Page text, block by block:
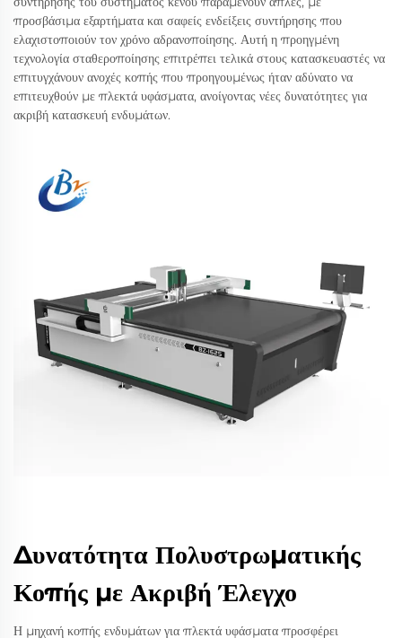
προσβάσιμα εξαρτήματα και σαφείς ενδείξεις συντήρησης που
ελαχιστοποιούν τον χρόνο αδρανοποίησης. Αυτή η προηγμένη
τεχνολογία σταθεροποίησης επιτρέπει τελικά στους κατασκευαστές να
επιτυγχάνουν ανοχές κοπής που προηγουμένως ήταν αδύνατο να
επιτευχθούν με πλεκτά υφάσματα, ανοίγοντας νέες δυνατότητες για
ακριβή κατασκευή ενδυμάτων.
Δυνατότητα Πολυστρωματικής
Κοπής με Ακριβή Έλεγχο
Η μηχανή κοπής ενδυμάτων για πλεκτά υφάσματα προσφέρει